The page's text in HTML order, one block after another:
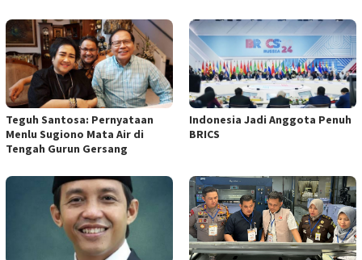
Teguh Santosa: Pernyataan
Menlu Sugiono Mata Air di
Tengah Gurun Gersang
Indonesia Jadi Anggota Penuh
BRICS